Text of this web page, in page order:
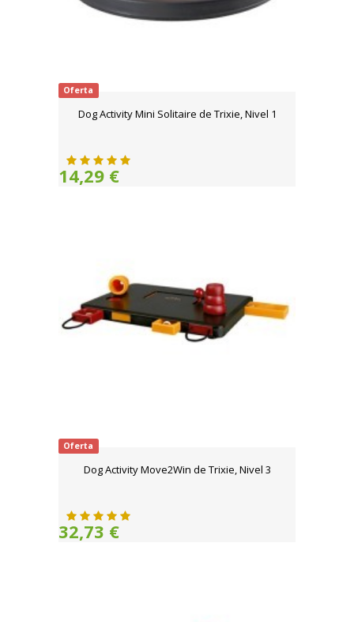
Oferta
Dog Activity Mini Solitaire de Trixie, Nivel 1
14,29 €
Oferta
Dog Activity Move2Win de Trixie, Nivel 3
32,73 €